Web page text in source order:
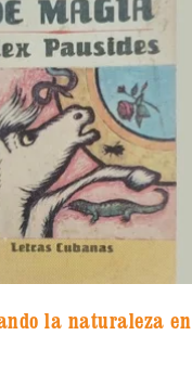
la naturaleza